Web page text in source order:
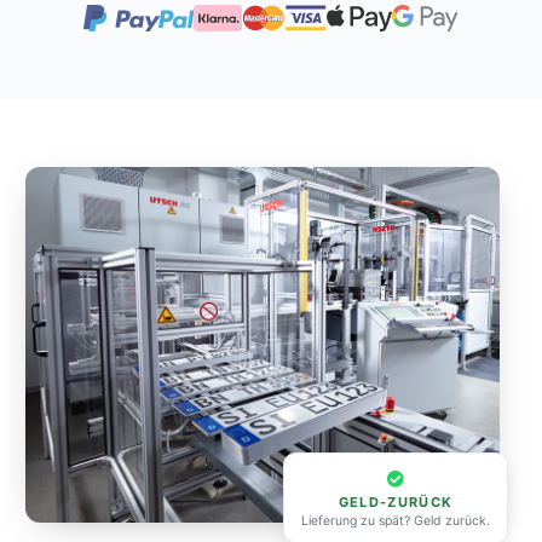
GELD-ZURÜCK
Lieferung zu spät? Geld zurück.